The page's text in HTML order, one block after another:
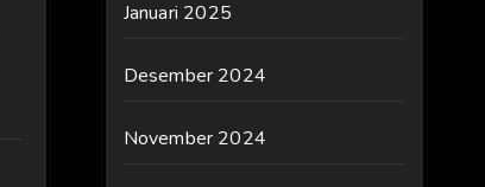
Januari 2025
Desember 2024
November 2024